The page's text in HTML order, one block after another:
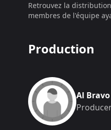
Retrouvez la
membres de l'équipe
Production
Al Bravo